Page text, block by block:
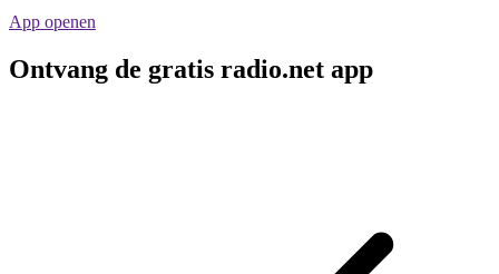
App openen
Ontvang de gratis radio.net app